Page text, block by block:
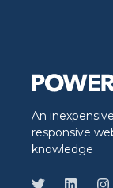
An
responsive
knowledge